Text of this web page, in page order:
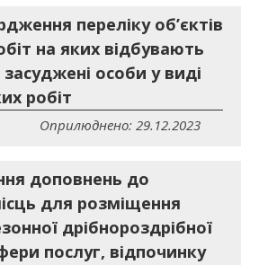
переліку об’єктів
на яких відбувають
особи у виді
робіт
Оприлюднено: 29.12.2023
доповнень до
для розміщення
дрібнороздрібної
послуг, відпочинку